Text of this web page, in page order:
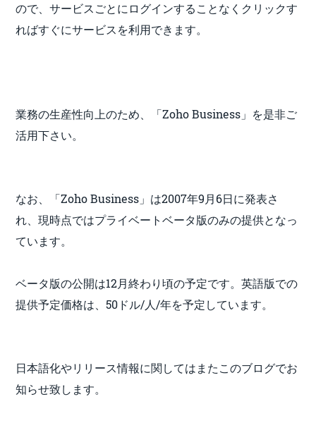
ので、サービスごとにログインすることなくクリックす
ればすぐにサービスを利用できます。
業務の生産性向上のため、「Zoho Business」を是非ご
活用下さい。
なお、「Zoho Business」は2007年9月6日に発表さ
れ、現時点ではプライベートベータ版のみの提供となっ
ています。
ベータ版の公開は12月終わり頃の予定です。英語版での
提供予定価格は、50ドル/人/年を予定しています。
日本語化やリリース情報に関してはまたこのブログでお
知らせ致します。